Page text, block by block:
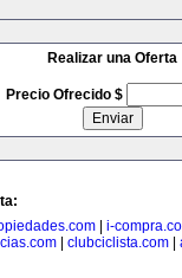
Realizar una Oferta
Precio Ofrecido $
| i-
clubciclista.com